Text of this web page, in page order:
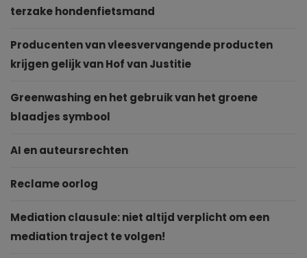
terzake hondenfietsmand
Producenten van vleesvervangende producten
krijgen gelijk van Hof van Justitie
Greenwashing en het gebruik van het groene
blaadjes symbool
AI en auteursrechten
Reclame oorlog
Mediation clausule: niet altijd verplicht om een
mediation traject te volgen!